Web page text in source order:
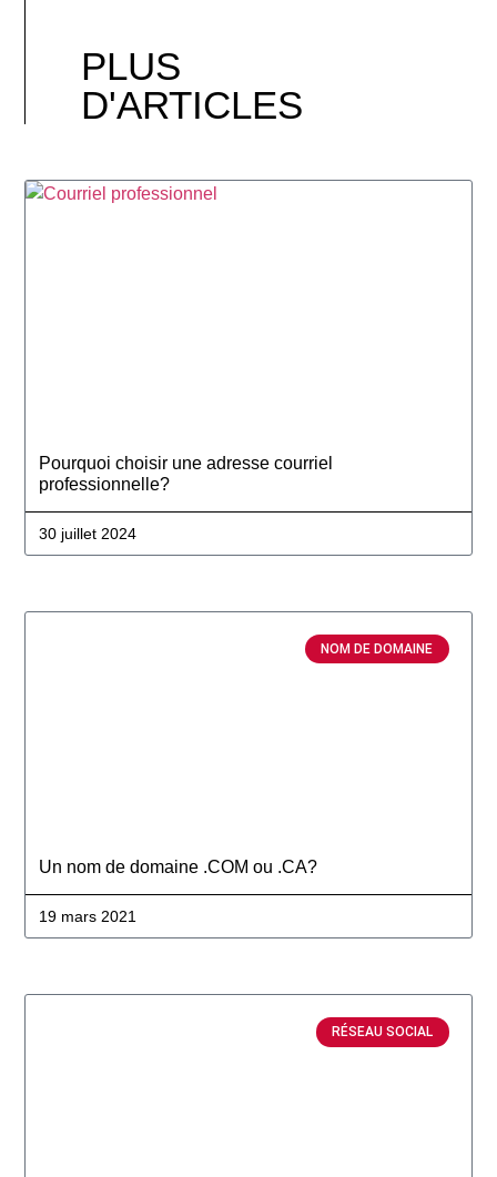
PLUS
D'ARTICLES
Pourquoi choisir une adresse courriel
professionnelle?
30 juillet 2024
NOM DE DOMAINE
Un nom de domaine .COM ou .CA?
19 mars 2021
RÉSEAU SOCIAL